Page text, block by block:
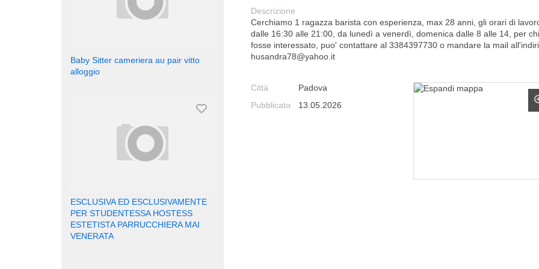
Descrizione
Cerchiamo 1 ragazza barista con esperienza, max 28 anni, gli orari di
dalle 16:30 alle 21:00, da lunedì a venerdì, domenica dalle 8 alle 14, per chi
fosse interessato, puo' contattare al 3384397730 o mandare la mail
husandra78@yahoo.it
Città
Padova
Pubblicato
13.05.2026
Baby Sitter cameriera au pair vitto
alloggio
ESCLUSIVA ED ESCLUSIVAMENTE
PER STUDENTESSA HOSTESS
ESTETISTA PARRUCCHIERA MAI
VENERATA